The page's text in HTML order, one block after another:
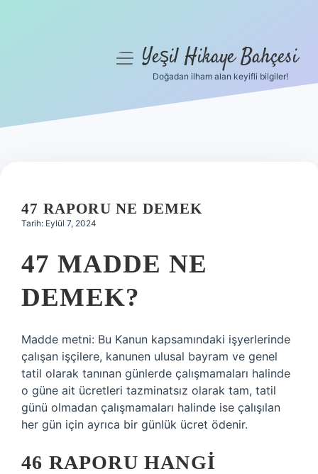
Hakkımızda
menüyüYeşil Hikaye Bahçesi
Doğadan ilham alan keyifli bilgiler!
47 RAPORU NE DEMEK
Tarih: Eylül 7, 2024
47 MADDE NE
DEMEK?
Madde metni: Bu Kanun kapsamındaki işyerlerinde
çalışan işçilere, kanunen ulusal bayram ve genel
tatil olarak tanınan günlerde çalışmamaları halinde
o güne ait ücretleri tazminatsız olarak tam, tatil
günü olmadan çalışmamaları halinde ise çalışılan
her gün için ayrıca bir günlük ücret ödenir.
46 RAPORU HANGI